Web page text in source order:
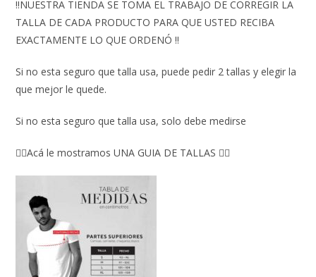
‼️NUESTRA TIENDA SE TOMA EL TRABAJO DE CORREGIR LA
TALLA DE CADA PRODUCTO PARA QUE USTED RECIBA
EXACTAMENTE LO QUE ORDENÓ ‼️
Si no esta seguro que talla usa, puede pedir 2 tallas y elegir la
que mejor le quede.
Si no esta seguro que talla usa, solo debe medirse
👇🏼Acá le mostramos UNA GUIA DE TALLAS 👇🏻